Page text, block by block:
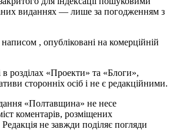
виданнях — лише за погодженням з
написом , опубліковані на комерційній
розділах «Проекти» та «Блоги»,
сторонніх осіб і не є редакційними.
«Полтавщина» не несе
коментарів, розміщених
не завжди поділяє погляди